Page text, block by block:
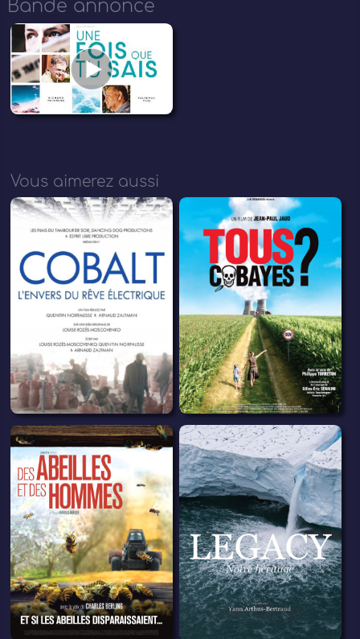
Bande annonce
Vous aimerez aussi